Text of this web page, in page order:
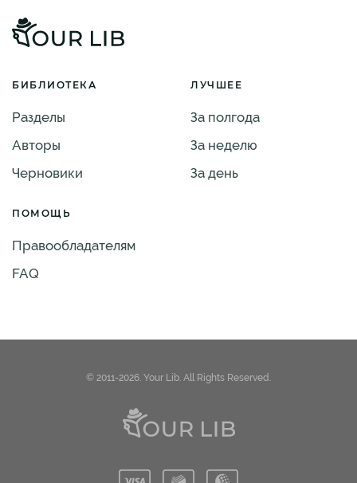
БИБЛИОТЕКА
Разделы
Авторы
Черновики
ЛУЧШЕЕ
За полгода
За неделю
За день
ПОМОЩЬ
Правообладателям
FAQ
© 2011-2026. Your Lib. All Rights Reserved.